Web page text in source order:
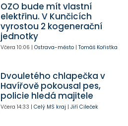
OZO bude mít vlastní
elektřinu. V Kunčicích
vyrostou 2 kogenerační
jednotky
Včera 10:06 | Ostrava-město| Tomáš Kořistka
Dvouletého chlapečka v
Havířově pokousal pes,
policie hledá majitele
Včera 14:33 | Celý MS kraj | Jiří Cileček